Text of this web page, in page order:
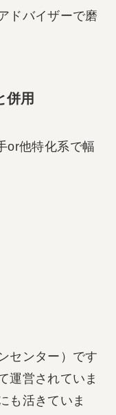
ドバイザーで磨
併用
or他特化系で幅
センター）です
運営されていま
も活きていま